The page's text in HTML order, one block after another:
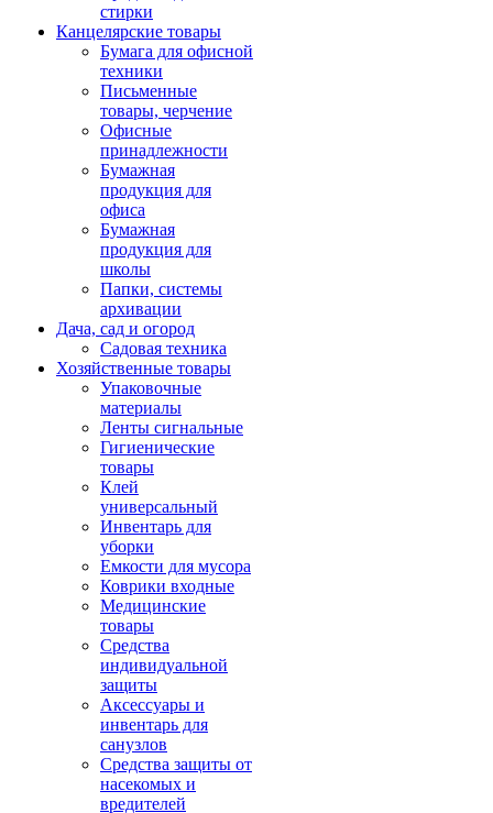
стирки
Канцелярские товары
Бумага для офисной
техники
Письменные
товары, черчение
Офисные
принадлежности
Бумажная
продукция для
офиса
Бумажная
продукция для
школы
Папки, системы
архивации
Дача, сад и огород
Садовая техника
Хозяйственные товары
Упаковочные
материалы
Ленты сигнальные
Гигиенические
товары
Клей
универсальный
Инвентарь для
уборки
Емкости для мусора
Коврики входные
Медицинские
товары
Средства
индивидуальной
защиты
Аксессуары и
инвентарь для
санузлов
Средства защиты от
насекомых и
вредителей